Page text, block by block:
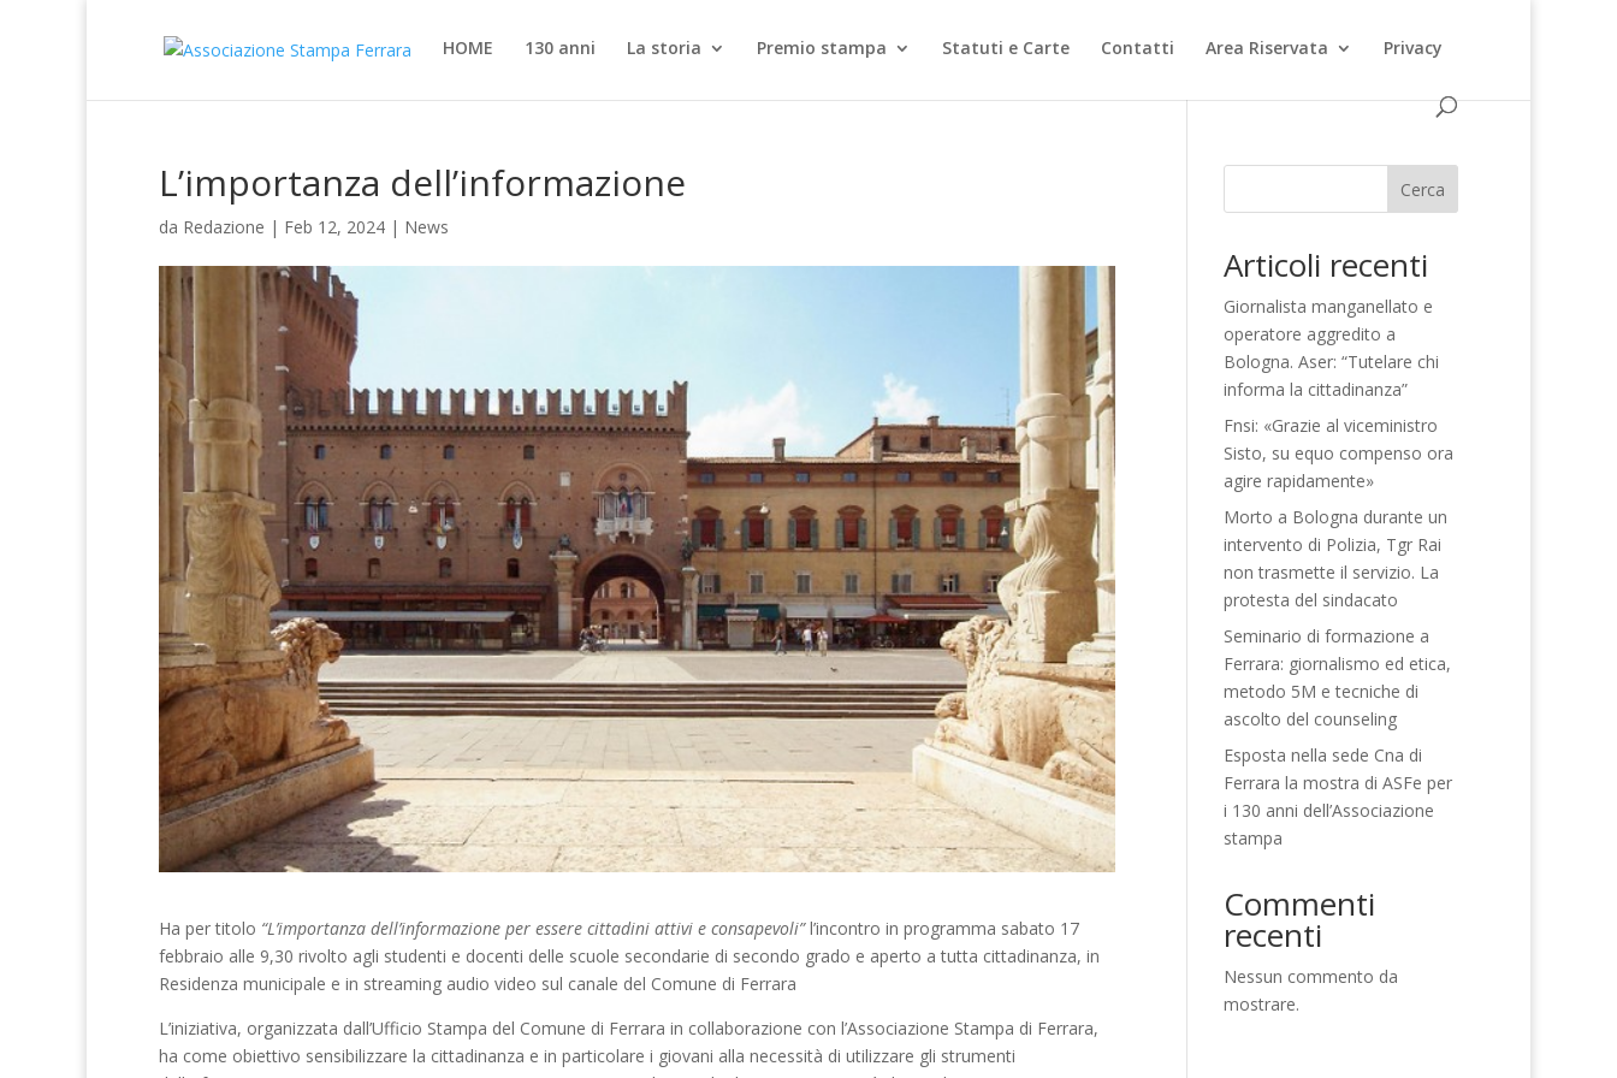
HOME 130 anni La storia Premio stampa Statuti e Carte Contatti Area Riservata Privacy
L’importanza dell’informazione
da Redazione | Feb 12, 2024 | News
Ha per titolo “L’importanza dell’informazione per essere cittadini attivi e consapevoli”l’incontro in programma sabato 17
febbraio alle 9,30 rivolto agli studenti e docenti delle scuole secondarie di secondo grado e aperto a tutta cittadinanza, in
Residenza municipale e in streaming audio video sul canale del Comune di Ferrara
L’iniziativa, organizzata dall’Ufficio Stampa del Comune di Ferrara in collaborazione con l’Associazione Stampa di Ferrara,
ha come obiettivo sensibilizzare la cittadinanza e in particolare i giovani alla necessità di utilizzare gli strumenti
Cerca
Articoli recenti
Giornalista manganellato e
operatore aggredito a
Bologna. Aser: “Tutelare chi
informa la cittadinanza”
Fnsi: «Grazie al viceministro
Sisto, su equo compenso ora
agire rapidamente»
Morto a Bologna durante un
intervento di Polizia, Tgr Rai
non trasmette il servizio. La
protesta del sindacato
Seminario di formazione a
Ferrara: giornalismo ed etica,
metodo 5M e tecniche di
ascolto del counseling
Esposta nella sede Cna di
Ferrara la mostra di ASFe per
i 130 anni dell’Associazione
stampa
Commenti
recenti
Nessun commento da
mostrare.